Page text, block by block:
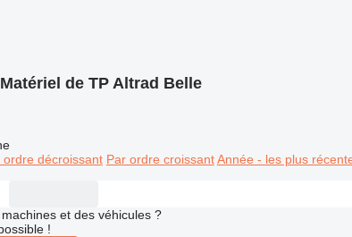
Matériel de TP Altrad Belle
ordre décroissant Par ordre croissant Année - les plus
et des véhicules ?
!